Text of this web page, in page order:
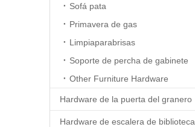
Sofá pata
Primavera de gas
Limpiaparabrisas
Soporte de percha de gabinete
Other Furniture Hardware
Hardware de la puerta del granero
Hardware de escalera de biblioteca